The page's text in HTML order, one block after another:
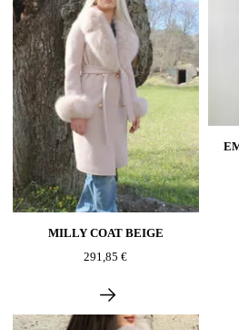
MILLY COAT BEIGE
291,85 €